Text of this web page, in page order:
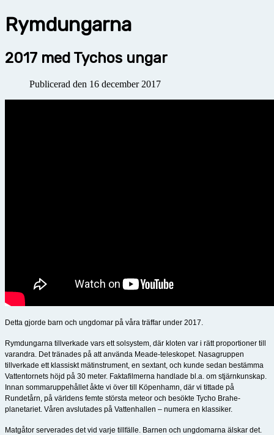
Rymdungarna
2017 med Tychos ungar
Publicerad den 16 december 2017
Detta gjorde barn och ungdomar på våra träffar under 2017.
Rymdungarna tillverkade vars ett solsystem, där kloten var i rätt proportioner till
varandra. Det tränades på att använda Meade-teleskopet. Nasagruppen
tillverkade ett klassiskt mätinstrument, en sextant, och kunde sedan bestämma
Vattentornets höjd på 30 meter. Faktafilmerna handlade bl.a. om stjärnkunskap.
Innan sommaruppehållet åkte vi över till Köpenhamn, där vi tittade på
Rundetårn, på världens femte största meteor och besökte Tycho Brahe-
planetariet. Våren avslutades på Vattenhallen – numera en klassiker.
Matgåtor serverades det vid varje tillfälle. Barnen och ungdomarna älskar det.